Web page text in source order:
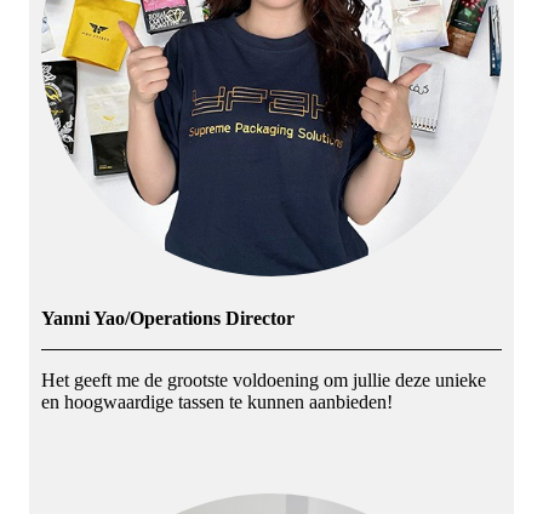
Yanni Yao/Operations Director
Het geeft me de grootste voldoening om jullie deze unieke
en hoogwaardige tassen te kunnen aanbieden!